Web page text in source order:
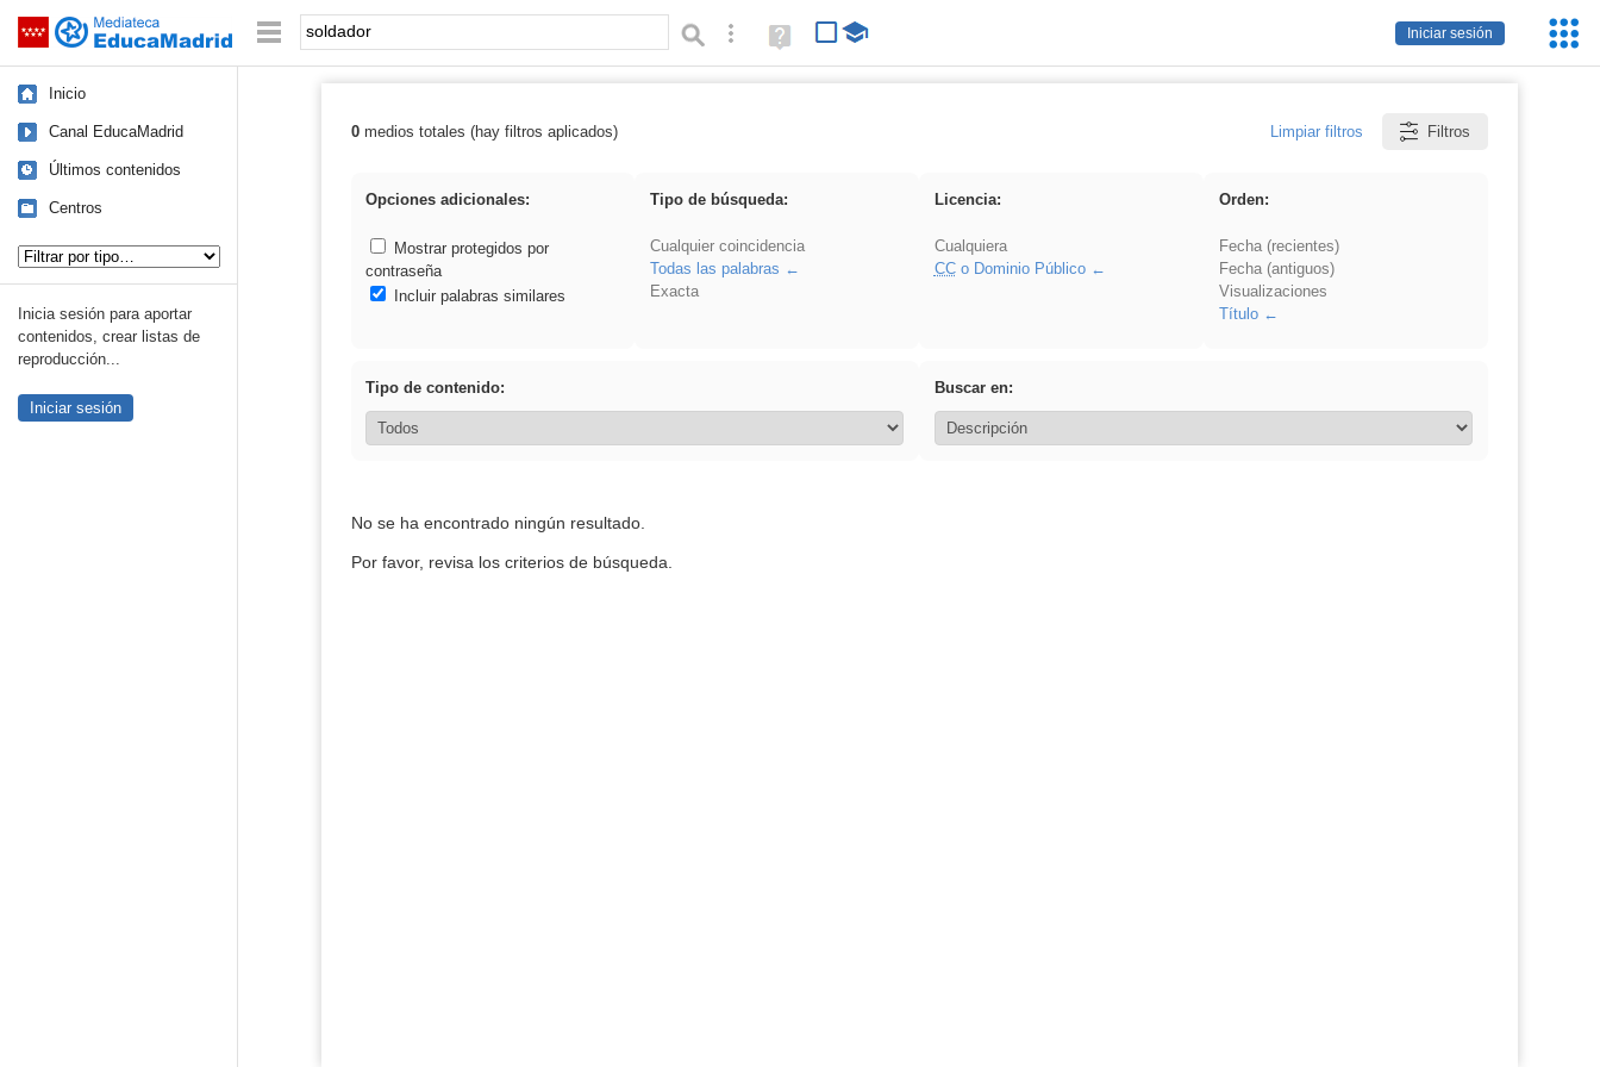
Saltar navegación
Iniciar sesión
Palabra o frase: Búsqueda avanzada
Ayuda
(en
Inicio
Canal EducaMadrid
Últimos contenidos
Centros
Inicia sesión para aportar
contenidos, crear listas de
reproducción...
Iniciar sesión
Resultados de: soldador
0medios totales (hay filtros aplicados) Limpiar filtros Filtros
Opciones adicionales:
Mostrar protegidos por
contraseña
Incluir palabras similares
Tipo de búsqueda:
Cualquier coincidencia
Todas las palabras
Exacta
Licencia:
Cualquiera
CCo Dominio Público
Orden:
Fecha (recientes)
Fecha (antiguos)
Visualizaciones
Título
Tipo de contenido: Buscar en:
No se ha encontrado ningún resultado.
Por favor, revisa los criterios de búsqueda.